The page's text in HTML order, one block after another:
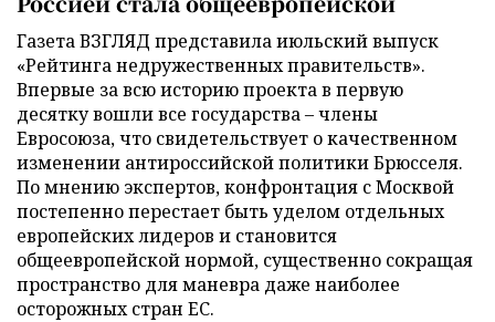
Газета ВЗГЛЯД представила июльский выпуск
«Рейтинга недружественных правительств».
Впервые за всю историю проекта в первую
десятку вошли все государства – члены
Евросоюза, что свидетельствует о качественном
изменении антироссийской политики Брюсселя.
По мнению экспертов, конфронтация с Москвой
постепенно перестает быть уделом отдельных
европейских лидеров и становится
общеевропейской нормой, существенно сокращая
пространство для маневра даже наиболее
осторожных стран ЕС.